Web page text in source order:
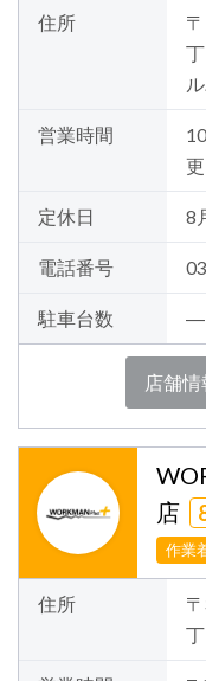
住所
営業時間
定休日 8
電話番号
駐車台数 ―
店舗
店
作業
住所